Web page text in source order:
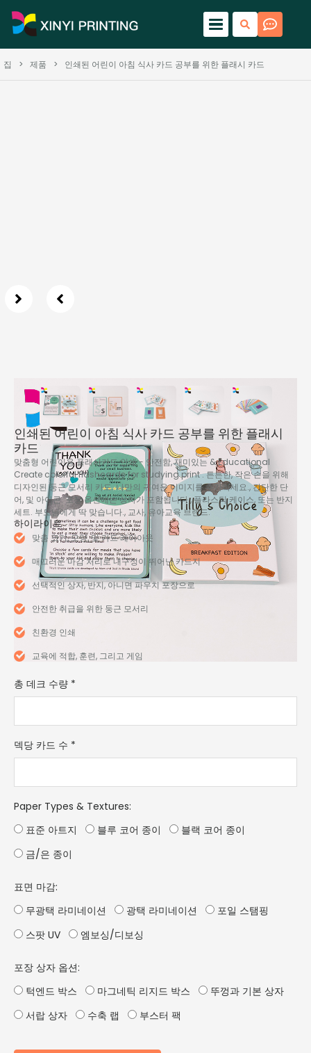
집 > 제품 > 인쇄된 어린이 아침 식사 카드 공부를 위한 플래시 카드
인쇄된 어린이 아침 식사 카드 공부를 위한 플래시
카드
맞춤형 어린이용 플래시카드 인쇄 - 안전함, 재미있는 &Educational
Create colorful flashcards for studying print. 튼튼한, 작은 손을 위해
디자인된 둥근 모서리 카드. 나만의 귀여운 이미지를 추가하세요., 간단한 단
어, 및 아이콘. 포장 옵션에는 상자가 포함됩니다., 플라스틱 케이스, 또는 반지
세트. 부모님에게 딱 맞습니다., 교사, 유아교육 브랜드.
하이라이트
맞춤 크기, 모양, 및 카드 레이아웃
매끄러운 마감 처리로 내구성이 뛰어난 카드지
선택적인 상자, 반지, 아니면 파우치 포장으로
안전한 취급을 위한 둥근 모서리
친환경 인쇄
교육에 적합, 훈련, 그리고 게임
총 데크 수량 *
덱당 카드 수 *
Paper Types & Textures:
표준 아트지
블루 코어 종이
블랙 코어 종이
금/은 종이
표면 마감:
무광택 라미네이션
광택 라미네이션
포일 스탬핑
스팟 UV
엠보싱/디보싱
포장 상자 옵션:
턱엔드 박스
마그네틱 리지드 박스
뚜껑과 기본 상자
서랍 상자
수축 랩 부스터 팩